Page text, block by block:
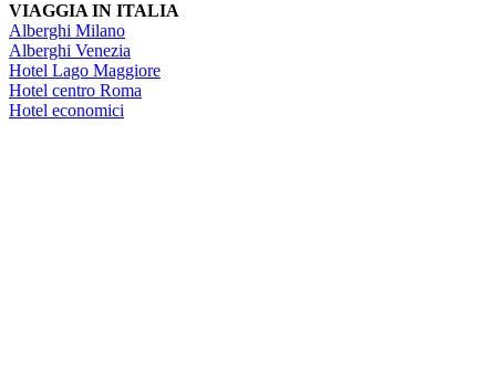
VIAGGIA IN ITALIA
Alberghi Milano
Alberghi Venezia
Hotel Lago Maggiore
Hotel centro Roma
Hotel economici